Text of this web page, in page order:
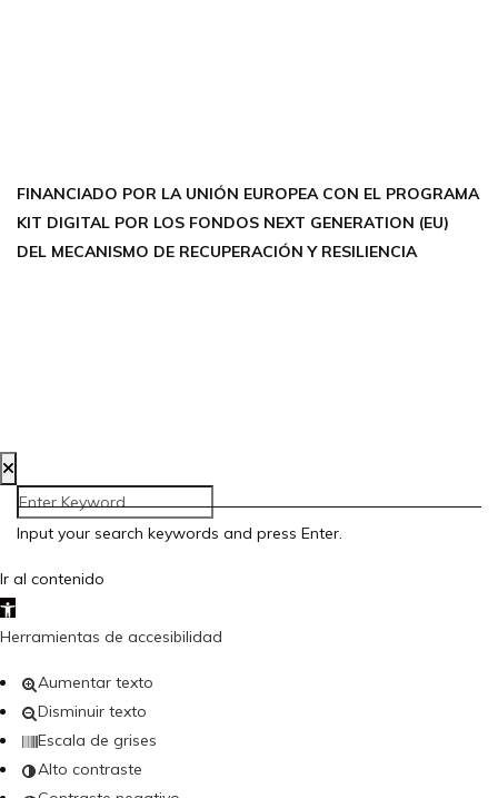
FINANCIADO POR LA UNIÓN EUROPEA CON EL PROGRAMA
KIT DIGITAL POR LOS FONDOS NEXT GENERATION (EU)
DEL MECANISMO DE RECUPERACIÓN Y RESILIENCIA
Input your search keywords and press Enter.
Ir al contenido
Abrir barra de herramientas
Herramientas de accesibilidad
Aumentar texto
Disminuir texto
Escala de grises
Alto contraste